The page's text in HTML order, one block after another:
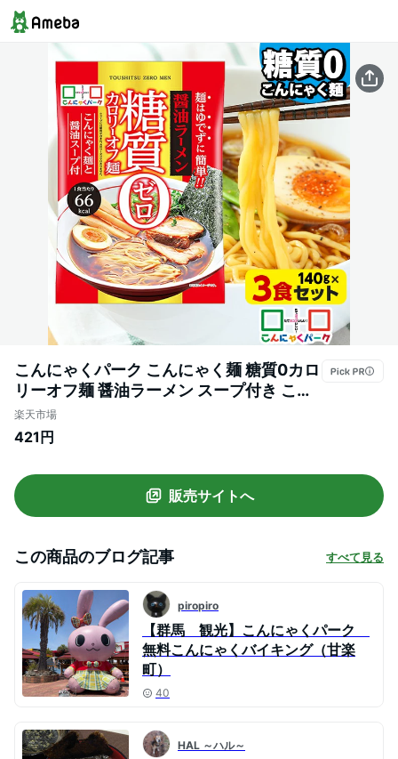
こんにゃくパーク こんにゃく麺 糖質0カロ
リーオフ麺 醤油ラーメン スープ付き こん
にゃくラーメン 糖質ゼロ麺 糖質0麺 カロ
リーオフ麺 低カロリー 蒟蒻 こんにゃく 麺
デイリーフーズ (140g*3食)
楽天市場
421円
販売サイトへ
この商品のブログ記事 すべて見る
piropiro
【群馬 観光】こんにゃくパーク
無料こんにゃくバイキング（甘楽
町）
40
HAL ～ハル～